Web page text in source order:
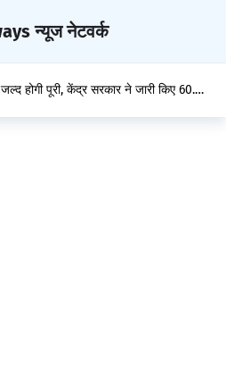
न्यूज नेटवर्क
होगी पूरी, केंद्र सरकार ने जारी किए 60.26